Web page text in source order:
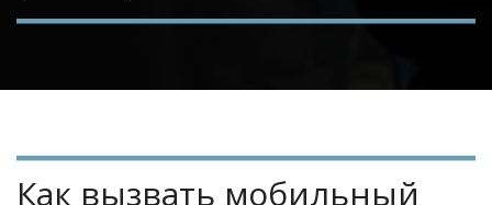
Как вызвать мобильный